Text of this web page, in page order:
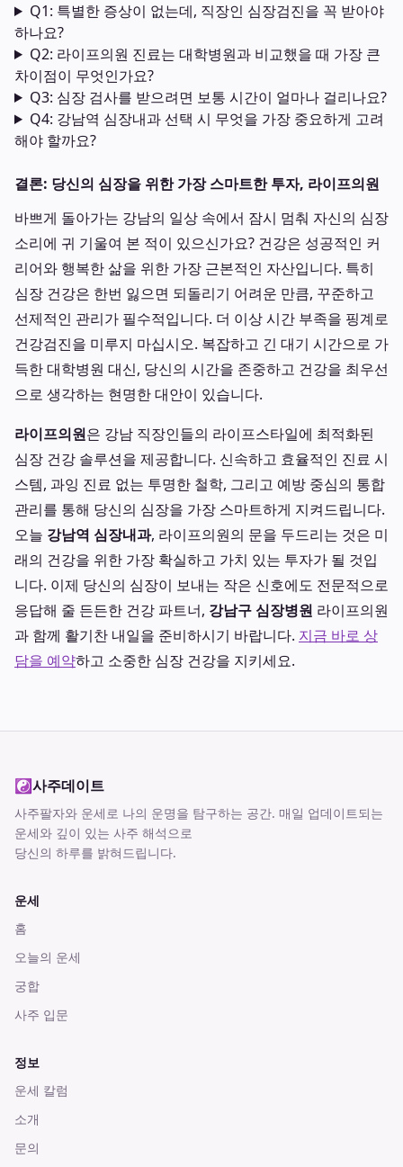
Q1: 특별한 증상이 없는데, 직장인 심장검진을 꼭 받아야
하나요?
Q2: 라이프의원 진료는 대학병원과 비교했을 때 가장 큰
차이점이 무엇인가요?
Q3: 심장 검사를 받으려면 보통 시간이 얼마나 걸리나요?
Q4: 강남역 심장내과 선택 시 무엇을 가장 중요하게 고려
해야 할까요?
결론: 당신의 심장을 위한 가장 스마트한 투자, 라이프의원
바쁘게 돌아가는 강남의 일상 속에서 잠시 멈춰 자신의 심장
소리에 귀 기울여 본 적이 있으신가요? 건강은 성공적인 커
리어와 행복한 삶을 위한 가장 근본적인 자산입니다. 특히
심장 건강은 한번 잃으면 되돌리기 어려운 만큼, 꾸준하고
선제적인 관리가 필수적입니다. 더 이상 시간 부족을 핑계로
건강검진을 미루지 마십시오. 복잡하고 긴 대기 시간으로 가
득한 대학병원 대신, 당신의 시간을 존중하고 건강을 최우선
으로 생각하는 현명한 대안이 있습니다.
라이프의원은 강남 직장인들의 라이프스타일에 최적화된
심장 건강 솔루션을 제공합니다. 신속하고 효율적인 진료 시
스템, 과잉 진료 없는 투명한 철학, 그리고 예방 중심의 통합
관리를 통해 당신의 심장을 가장 스마트하게 지켜드립니다.
오늘 강남역 심장내과, 라이프의원의 문을 두드리는 것은 미
래의 건강을 위한 가장 확실하고 가치 있는 투자가 될 것입
니다. 이제 당신의 심장이 보내는 작은 신호에도 전문적으로
응답해 줄 든든한 건강 파트너, 강남구 심장병원 라이프의원
과 함께 활기찬 내일을 준비하시기 바랍니다. 지금 바로 상
담을 예약하고 소중한 심장 건강을 지키세요.
☯사주데이트
사주팔자와 운세로 나의 운명을 탐구하는 공간. 매일 업데이트되는
운세와 깊이 있는 사주 해석으로
당신의 하루를 밝혀드립니다.
운세
홈
오늘의 운세
궁합
사주 입문
정보
운세 칼럼
소개
문의